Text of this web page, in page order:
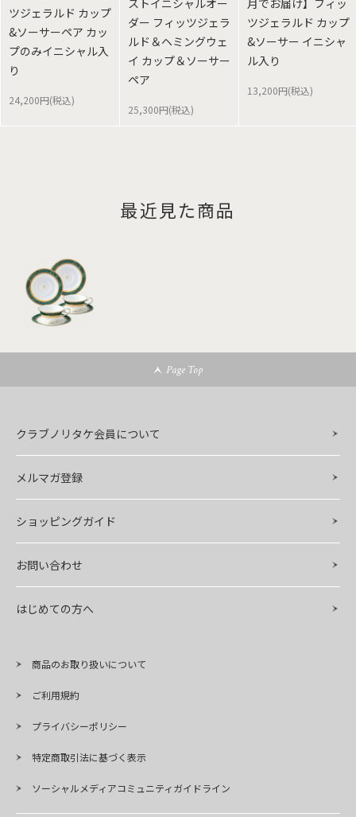
ツジェラルド カップ
&ソーサーペア カッ
プのみイニシャル入
り
24,200円(税込)
ストイニシャルオー
ダー フィッツジェラ
ルド＆ヘミングウェ
イ カップ＆ソーサー
ペア
25,300円(税込)
月でお届け】フィッ
ツジェラルド カップ
&ソーサー イニシャ
ル入り
13,200円(税込)
最近見た商品
Page Top
クラブノリタケ会員について
メルマガ登録
ショッピングガイド
お問い合わせ
はじめての方へ
商品のお取り扱いについて
ご利用規約
プライバシーポリシー
特定商取引法に基づく表示
ソーシャルメディアコミュニティガイドライン